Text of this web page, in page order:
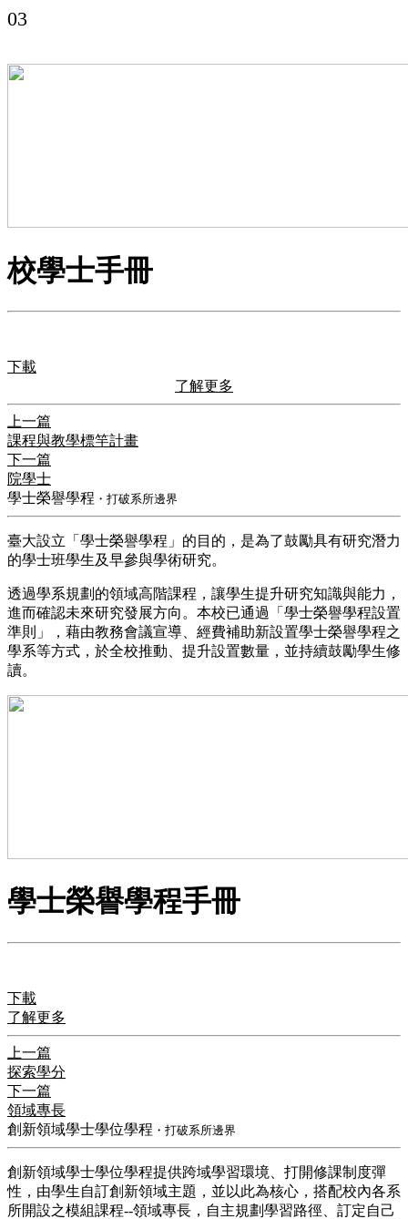
03
校學士手冊
下載
了解更多
上一篇
課程與教學標竿計畫
下一篇
院學士
學士榮譽學程 ・打破系所邊界
臺大設立「學士榮譽學程」的目的，是為了鼓勵具有研究潛力
的學士班學生及早參與學術研究。
透過學系規劃的領域高階課程，讓學生提升研究知識與能力，
進而確認未來研究發展方向。本校已通過「學士榮譽學程設置
準則」，藉由教務會議宣導、經費補助新設置學士榮譽學程之
學系等方式，於全校推動、提升設置數量，並持續鼓勵學生修
讀。
學士榮譽學程手冊
下載
了解更多
上一篇
探索學分
下一篇
領域專長
創新領域學士學位學程 ・打破系所邊界
​創新領域學士學位學程提供跨域學習環境、打開修課制度彈
性，由學生自訂創新領域主題，並以此為核心，搭配校內各系
所開設之模組課程--領域專長，自主規劃學習路徑、訂定自己